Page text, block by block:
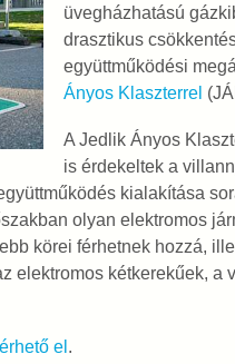
üvegházhatású
drasztikus
együttműködési
Ányos Klaszterrel
A Jedlik Ányos
is érdekeltek a
kialakítása
olyan elektromos
körei férhetnek hozzá,
elektromos kétkerekűek,
el .